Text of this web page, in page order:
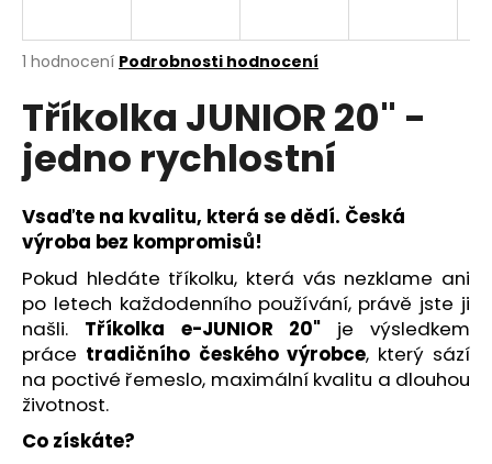
Průměrné
produktu
5,0
5
hvězdiček.
1 hodnocení Podrobnosti hodnocení
Tříkolka JUNIOR 20" -
jedno rychlostní
Vsaďte na kvalitu, která se dědí. Česká
výroba bez kompromisů!
Pokud hledáte tříkolku, která vás nezklame ani
po letech každodenního používání, právě jste ji
našli. Tříkolka e-JUNIOR 20" je výsledkem
práce tradičního českého výrobce, který sází
na poctivé řemeslo, maximální kvalitu a dlouhou
životnost.
Co získáte?
j
t
?
HLEDAT
D
o
p
r